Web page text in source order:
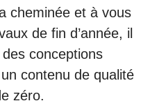
cheminée et à vous
de fin d’année, il
conceptions
contenu de qualité
zéro.